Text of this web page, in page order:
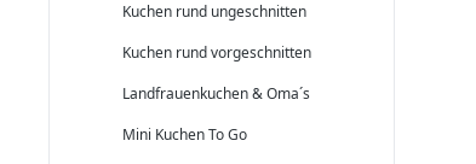
Kuchen rund ungeschnitten
Kuchen rund vorgeschnitten
Landfrauenkuchen & Oma´s
Mini Kuchen To Go